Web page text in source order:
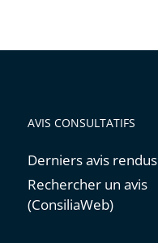
AVIS CONSULTATIFS
Derniers avis rendus
Rechercher un avis
(ConsiliaWeb)